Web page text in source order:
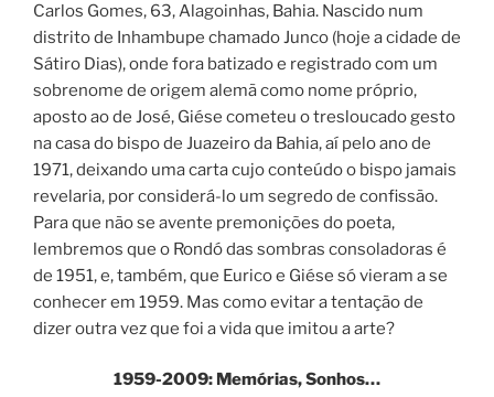
Carlos Gomes, 63, Alagoinhas, Bahia. Nascido num
distrito de Inhambupe chamado Junco (hoje a cidade de
Sátiro Dias), onde fora batizado e registrado com um
sobrenome de origem alemã como nome próprio,
aposto ao de José, Giése cometeu o tresloucado gesto
na casa do bispo de Juazeiro da Bahia, aí pelo ano de
1971, deixando uma carta cujo conteúdo o bispo jamais
revelaria, por considerá-lo um segredo de confissão.
Para que não se avente premonições do poeta,
lembremos que o Rondó das sombras consoladoras é
de 1951, e, também, que Eurico e Giése só vieram a se
conhecer em 1959. Mas como evitar a tentação de
dizer outra vez que foi a vida que imitou a arte?
1959-2009: Memórias, Sonhos…